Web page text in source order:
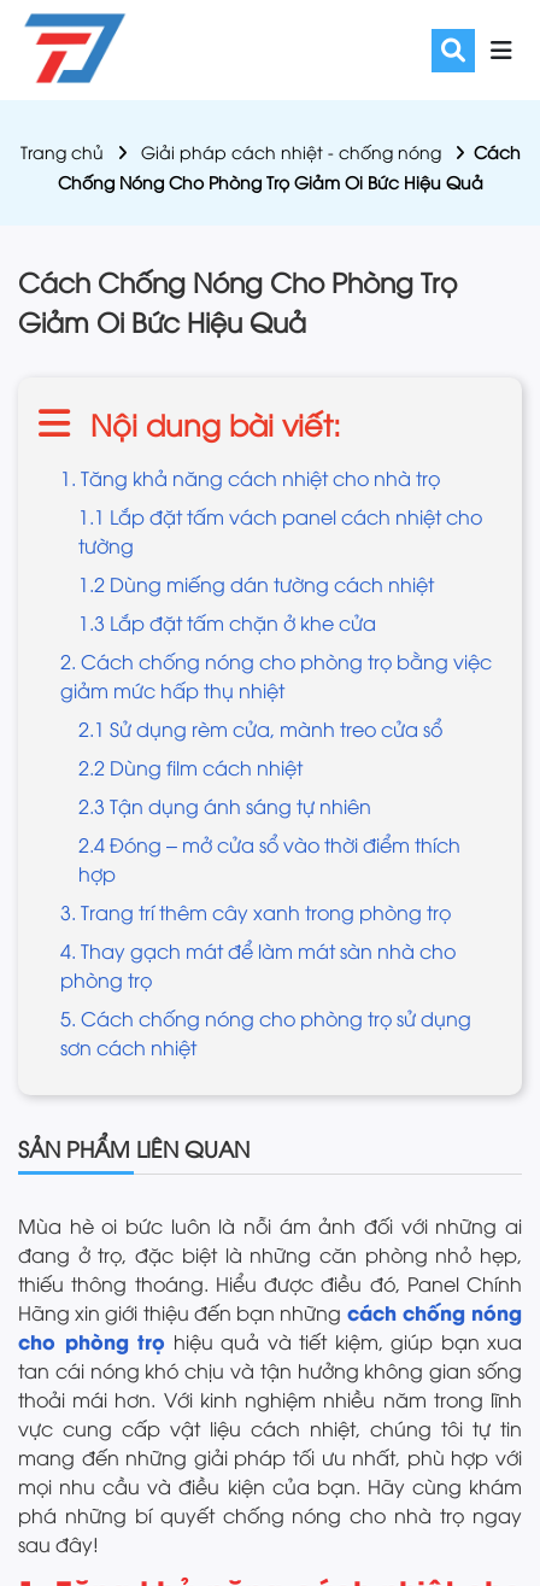
Trang chủ Giải pháp cách nhiệt - chống nóng
Cách
Chống Nóng Cho Phòng Trọ Giảm Oi Bức Hiệu Quả
Cách Chống Nóng Cho Phòng Trọ
Giảm Oi Bức Hiệu Quả
Nội dung bài viết:
1. Tăng khả năng cách nhiệt cho nhà trọ
1.1 Lắp đặt tấm vách panel cách nhiệt cho
tường
1.2 Dùng miếng dán tường cách nhiệt
1.3 Lắp đặt tấm chặn ở khe cửa
2. Cách chống nóng cho phòng trọ bằng việc
giảm mức hấp thụ nhiệt
2.1 Sử dụng rèm cửa, mành treo cửa sổ
2.2 Dùng film cách nhiệt
2.3 Tận dụng ánh sáng tự nhiên
2.4 Đóng – mở cửa sổ vào thời điểm thích
hợp
3. Trang trí thêm cây xanh trong phòng trọ
4. Thay gạch mát để làm mát sàn nhà cho
phòng trọ
5. Cách chống nóng cho phòng trọ sử dụng
sơn cách nhiệt
SẢN PHẨM LIÊN QUAN
Mùa hè oi bức luôn là nỗi ám ảnh đối với những ai
đang ở trọ, đặc biệt là những căn phòng nhỏ hẹp,
thiếu thông thoáng. Hiểu được điều đó, Panel Chính
Hãng xin giới thiệu đến bạn những cách chống nóng
cho phòng trọ hiệu quả và tiết kiệm, giúp bạn xua
tan cái nóng khó chịu và tận hưởng không gian sống
thoải mái hơn. Với kinh nghiệm nhiều năm trong lĩnh
vực cung cấp vật liệu cách nhiệt, chúng tôi tự tin
mang đến những giải pháp tối ưu nhất, phù hợp với
mọi nhu cầu và điều kiện của bạn. Hãy cùng khám
phá những bí quyết chống nóng cho nhà trọ ngay
sau đây!